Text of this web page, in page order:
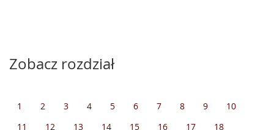
Zobacz rozdział
1 2 3 4 5 6 7 8 9
10
11
12 13 14 15 16 17
18